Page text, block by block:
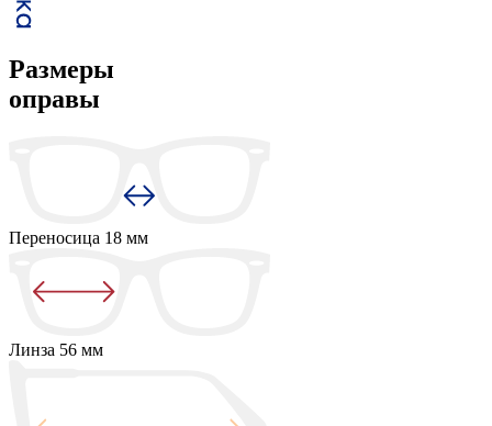
Размеры
оправы
Переносица 18 мм
Линза 56 мм